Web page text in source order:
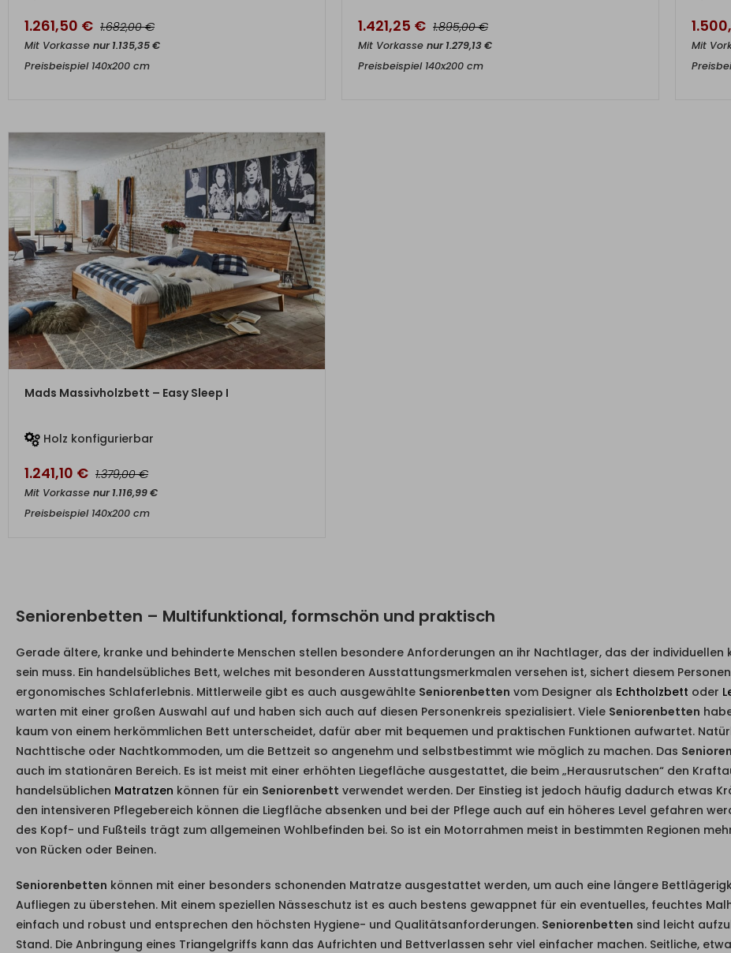
1.261,50 € 1.682,00€
Mit Vorkasse nur1.135,35€
Preisbeispiel 140x200 cm
1.421,25 € 1.895,00€
Mit Vorkasse nur1.279,13€
Preisbeispiel 140x200 cm
Mit
Mads Massivholzbett – Easy Sleep I
Holz konfigurierbar
1.241,10 € 1.379,00€
Mit Vorkasse nur1.116,99€
Preisbeispiel 140x200 cm
Seniorenbetten – Multifunktional, formschön und praktisch
Gerade ältere, kranke und behinderte Menschen stellen besondere Anforderungen an ihr Nachtlager, das der
sein muss. Ein handelsübliches Bett, welches mit besonderen Ausstattungsmerkmalen versehen ist, sichert diesem
ergonomisches Schlaferlebnis. Mittlerweile gibt es auch ausgewählte Seniorenbetten vom Designer als Echtholzbett oder
warten mit einer großen Auswahl auf und haben sich auch auf diesen Personenkreis spezialisiert. Viele Seniorenbetten
kaum von einem herkömmlichen Bett unterscheidet, dafür aber mit bequemen und praktischen Funktionen aufwartet.
Nachttische oder Nachtkommoden, um die Bettzeit so angenehm und selbstbestimmt wie möglich zu machen. Das
auch im stationären Bereich. Es ist meist mit einer erhöhten Liegefläche ausgestattet, die beim „Herausrutschen“ den
handelsüblichen Matratzen können für ein Seniorenbett verwendet werden. Der Einstieg ist jedoch häufig dadurch etwas
den intensiveren Pflegebereich können die Liegfläche absenken und bei der Pflege auch auf ein höheres Level gefahren
des Kopf- und Fußteils trägt zum allgemeinen Wohlbefinden bei. So ist ein Motorrahmen meist in bestimmten Regionen
von Rücken oder Beinen.
Seniorenbetten können mit einer besonders schonenden Matratze ausgestattet werden, um auch eine längere
Aufliegen zu überstehen. Mit einem speziellen Nässeschutz ist es auch bestens gewappnet für ein eventuelles, feuchtes
einfach und robust und entsprechen den höchsten Hygiene- und Qualitätsanforderungen. Seniorenbetten sind leicht
Stand. Die Anbringung eines Triangelgriffs kann das Aufrichten und Bettverlassen sehr viel einfacher machen. Seitliche,